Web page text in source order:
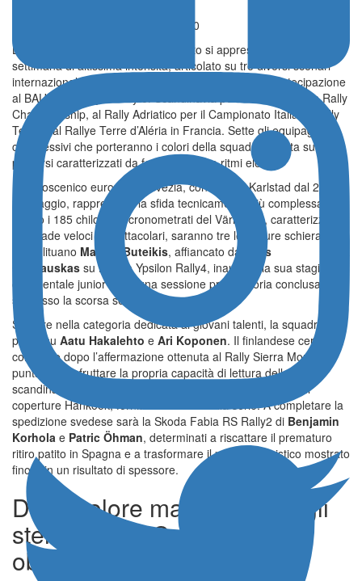
Pubblicato il 21 Maggio 2026 - 11:30
La struttura scledense MS Munaretto si appresta a vivere un fine
settimana di altissima intensità, articolato su tre diversi scenari
internazionali. Il programma agonistico prevede la partecipazione
al BAUHAUS Royal Rally of Scandinavia per il FIA European Rally
Championship, al Rally Adriatico per il Campionato Italiano Rally
Terra e al Rallye Terre d’Aléria in Francia. Sette gli equipaggi
complessivi che porteranno i colori della squadra veneta su
percorsi caratterizzati da fondi selettivi e ritmi elevati.
Il palcoscenico europeo in Svezia, con base a Karlstad dal 22 al
24 maggio, rappresenta la sfida tecnicamente più complessa.
Lungo i 185 chilometri cronometrati del Värmland, caratterizzati
da strade veloci e spettacolari, saranno tre le vetture schierate. Il
pilota lituano Markas Buteikis, affiancato da
Titas
Čapkauskas su Lancia Ypsilon Rally4, inaugura la sua stagione
continentale junior dopo una sessione preparatoria conclusa con
successo la scorsa settimana.
Sempre nella categoria dedicata ai giovani talenti, la squadra
punta su Aatu Hakalehto e Ari Koponen. Il finlandese cerca
conferme dopo l’affermazione ottenuta al Rally Sierra Morena,
puntando a sfruttare la propria capacità di lettura delle strade
scandinave. Entrambe le vetture italiane saranno dotate di
coperture Hankook, fornitore ufficiale della serie. A completare la
spedizione svedese sarà la Skoda Fabia RS Rally2 di Benjamin
Korhola e Patric Öhman, determinati a riscattare il prematuro
ritiro patito in Spagna e a trasformare il passo velocistico mostrato
finora in un risultato di spessore.
Dal tricolore marchigiano agli
sterrati della Corsica: gli
obiettivi di MS Munaretto